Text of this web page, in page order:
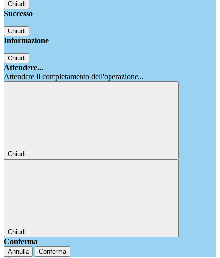
Chiudi
Successo
Chiudi
Informazione
Chiudi
Attendere...
Attendere il completamento dell'operazione...
Chiudi
Chiudi
Conferma
Annulla Conferma